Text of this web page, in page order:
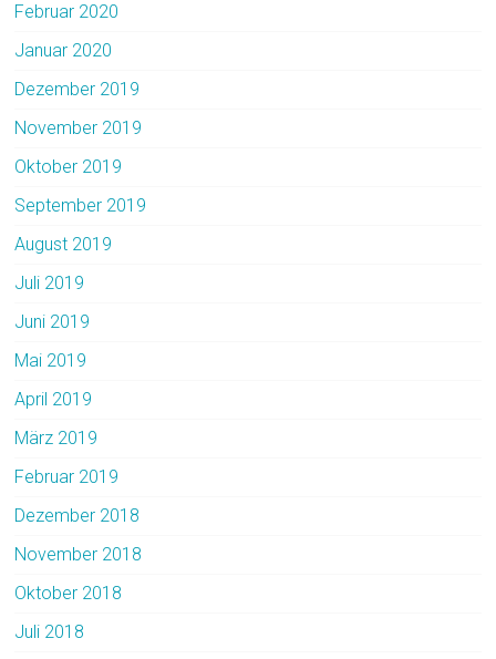
Februar 2020
Januar 2020
Dezember 2019
November 2019
Oktober 2019
September 2019
August 2019
Juli 2019
Juni 2019
Mai 2019
April 2019
März 2019
Februar 2019
Dezember 2018
November 2018
Oktober 2018
Juli 2018